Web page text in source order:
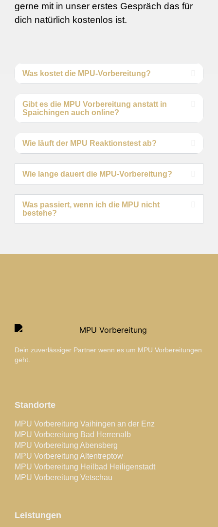
gerne mit in unser erstes Gespräch das für
dich natürlich kostenlos ist.
Was kostet die MPU-Vorbereitung?
Gibt es die MPU Vorbereitung anstatt in
Spaichingen auch online?
Wie läuft der MPU Reaktionstest ab?
Wie lange dauert die MPU-Vorbereitung?
Was passiert, wenn ich die MPU nicht
bestehe?
Dein zuverlässiger Partner wenn es um MPU Vorbereitungen
geht.
Standorte
MPU Vorbereitung Vaihingen an der Enz
MPU Vorbereitung Bad Herrenalb
MPU Vorbereitung Abensberg
MPU Vorbereitung Altentreptow
MPU Vorbereitung Heilbad Heiligenstadt
MPU Vorbereitung Vetschau
Leistungen